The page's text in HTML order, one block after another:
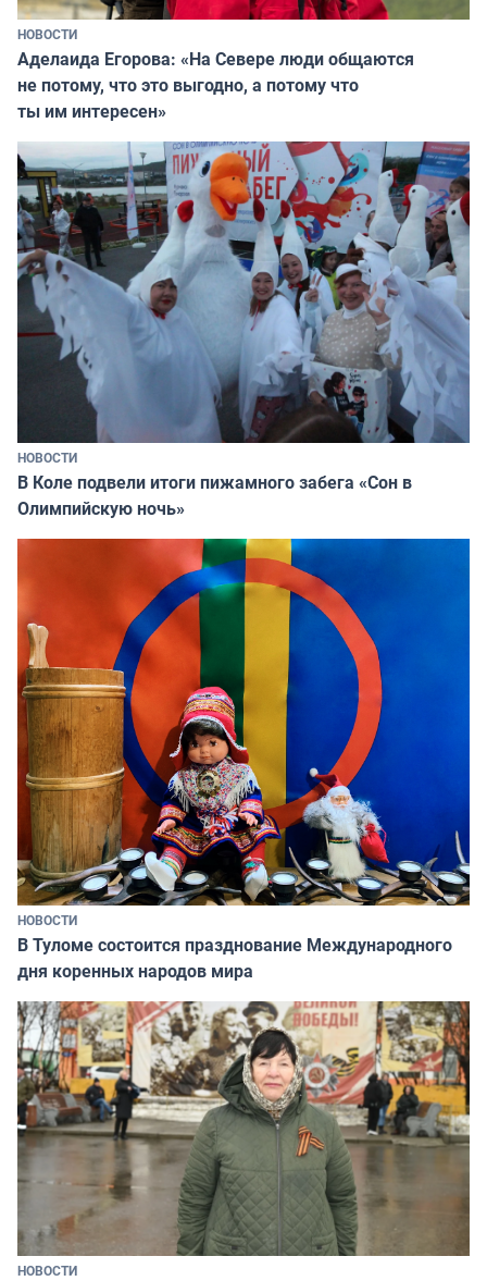
НОВОСТИ
Аделаида Егорова: «На Севере люди общаются
не потому, что это выгодно, а потому что
ты им интересен»
НОВОСТИ
В Коле подвели итоги пижамного забега «Сон в
Олимпийскую ночь»
НОВОСТИ
В Туломе состоится празднование Международного
дня коренных народов мира
НОВОСТИ